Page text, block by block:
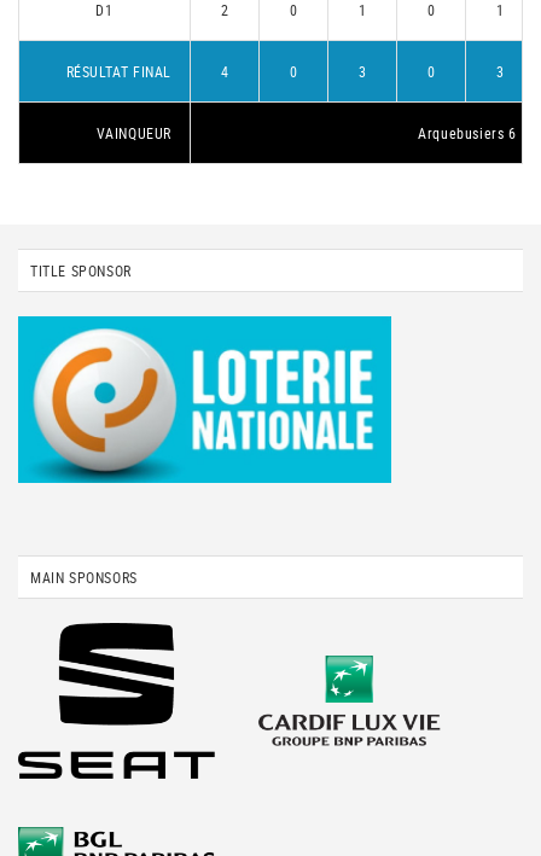
D1 2 0 1 0 1
RÉSULTAT FINAL 4 0 3 0 3
VAINQUEUR Arquebusiers 6
TITLE SPONSOR
MAIN SPONSORS